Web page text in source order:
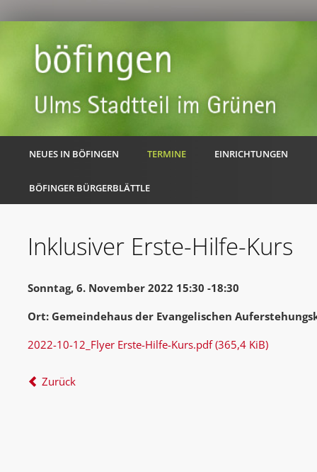
NEUES IN BÖFINGEN TERMINE EINRICHTUNGEN
BÖFINGER BÜRGERBLÄTTLE
Inklusiver Erste-Hilfe-Kurs
Sonntag, 6. November 2022 15:30 -18:30
Ort: Gemeindehaus der Evangelischen
2022-10-12_Flyer Erste-Hilfe-Kurs.pdf(365,4 KiB)
Zurück